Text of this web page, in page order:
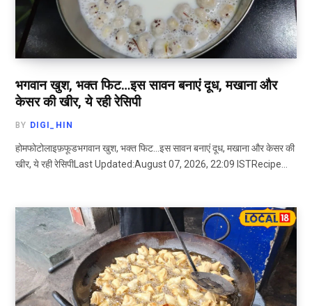
भगवान खुश, भक्त फिट…इस सावन बनाएं दूध, मखाना और
केसर की खीर, ये रही रेसिपी
BY DIGI_HIN
होमफोटोलाइफ़फूडभगवान खुश, भक्त फिट…इस सावन बनाएं दूध, मखाना और केसर की
खीर, ये रही रेसिपीLast Updated:August 07, 2026, 22:09 ISTRecipe…